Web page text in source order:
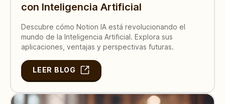
con Inteligencia Artificial
Descubre cómo Notion IA está revolucionando el
mundo de la Inteligencia Artificial. Explora sus
aplicaciones, ventajas y perspectivas futuras.
LEER BLOG